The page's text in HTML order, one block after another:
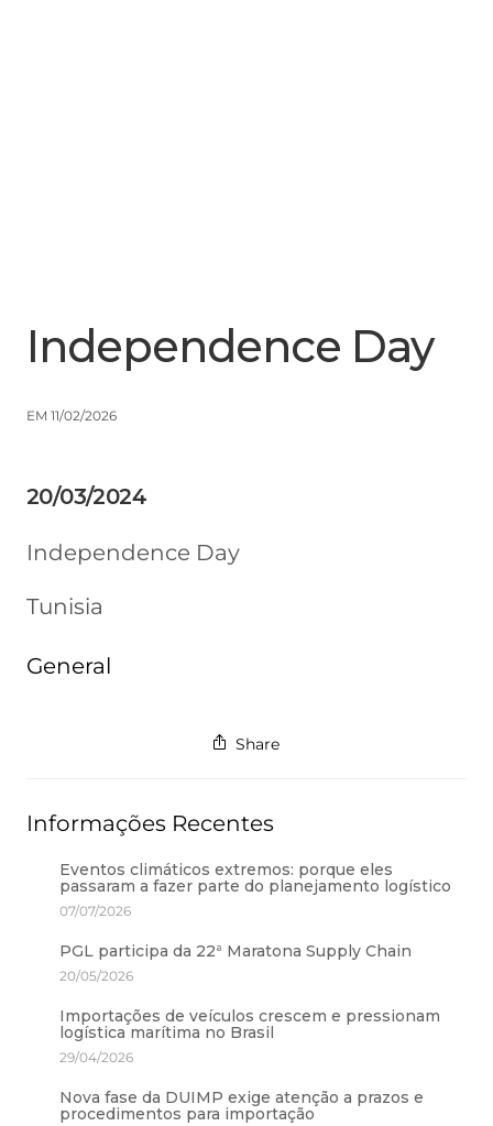
Independence Day
EM 11/02/2026
20/03/2024
Independence Day
Tunisia
General
Share
Informações Recentes
Eventos climáticos extremos: porque eles
passaram a fazer parte do planejamento logístico
07/07/2026
PGL participa da 22ª Maratona Supply Chain
20/05/2026
Importações de veículos crescem e pressionam
logística marítima no Brasil
29/04/2026
Nova fase da DUIMP exige atenção a prazos e
procedimentos para importação